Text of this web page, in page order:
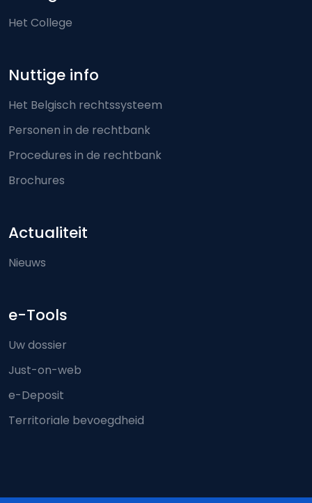
Het College
Nuttige info
Het Belgisch rechtssysteem
Personen in de rechtbank
Procedures in de rechtbank
Brochures
Actualiteit
Nieuws
e-Tools
Uw dossier
Just-on-web
e-Deposit
Territoriale bevoegdheid